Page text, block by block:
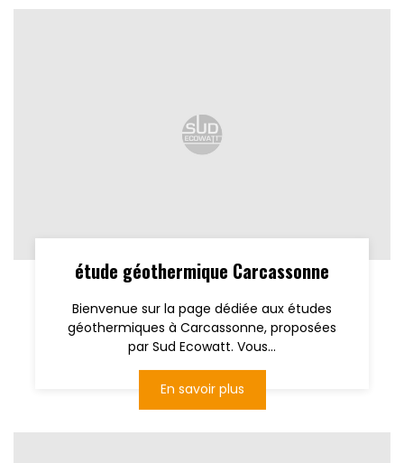
étude géothermique Carcassonne
Bienvenue sur la page dédiée aux études
géothermiques à Carcassonne, proposées
par Sud Ecowatt. Vous...
En savoir plus